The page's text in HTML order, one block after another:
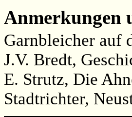
Anmerkungen
Garnbleicher auf
J.V. Bredt,
E. Strutz, Die
Stadtrichter,